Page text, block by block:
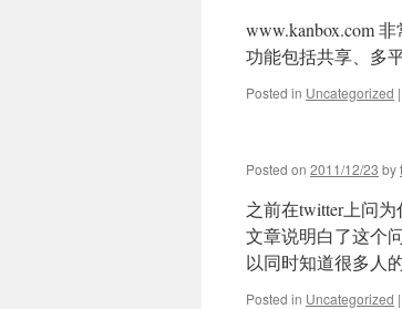
www.kanbox.com
功能包括共享、多
Posted in Uncategorized |
Posted on 2011/12/23 by
之前在twitter上问
文章说明白了这个
以同时知道很多人的
Posted in Uncategorized |